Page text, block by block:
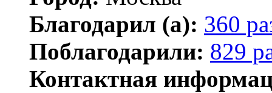
Благодарил (а): 360
Поблагодарили: 829
Контактная